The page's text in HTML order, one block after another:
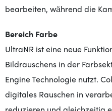
bearbeiten, während die
Bereich Farbe
UltraNR ist eine neue
Bildrauschens in der
Engine Technologie nutzt.
digitales Rauschen in